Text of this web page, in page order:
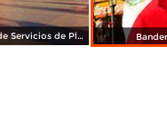
Centro de Servicios de Playas de Rosarito